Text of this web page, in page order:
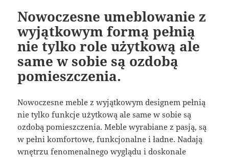
Nowoczesne umeblowanie z
wyjątkowym formą pełnią
nie tylko role użytkową ale
same w sobie są ozdobą
pomieszczenia.
Nowoczesne meble z wyjątkowym designem pełnią
nie tylko funkcje użytkową ale same w sobie są
ozdobą pomieszczenia. Meble wyrabiane z pasją, są
w pełni komfortowe, funkcjonalne i ładne. Nadają
wnętrzu fenomenalnego wyglądu i doskonale